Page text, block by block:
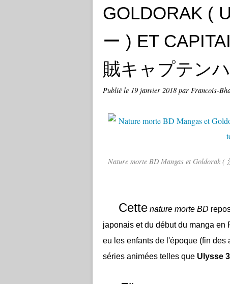
GOLDORAK (
ー ) ET
賊キャプテン
Publié le 19 janvier 2018 par Francois-
Nature morte BD Mangas et Goldorak
Cette nature morte BD
japonais et du début du manga en
eu les enfants de l'époque (fin
séries animées telles que Ulysse